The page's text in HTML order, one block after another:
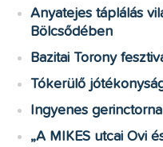
Anyatejes táplálás
Bölcsődében
Bazitai Torony
Tókerülő
Ingyenes
„A MIKES utcai Ovi